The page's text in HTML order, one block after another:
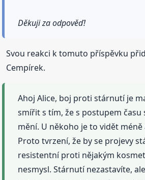
Děkuji za odpověď!
Svou reakci k tomuto příspěvku
Cempírek.
Ahoj Alice, boj proti stárnutí je
smířit s tím, že s postupem času
mění. U někoho je to vidět méně
Proto tvrzení, že by se projevy
resistentní proti nějakým
nesmysl. Stárnutí nezastavíte,